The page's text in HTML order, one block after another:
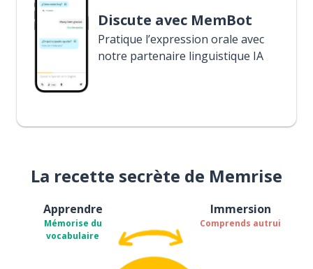
Discute avec MemBot
Pratique l’expression orale avec
notre partenaire linguistique IA
La recette secrète de Memrise
Apprendre
Mémorise du
vocabulaire
Immersion
Comprends autrui